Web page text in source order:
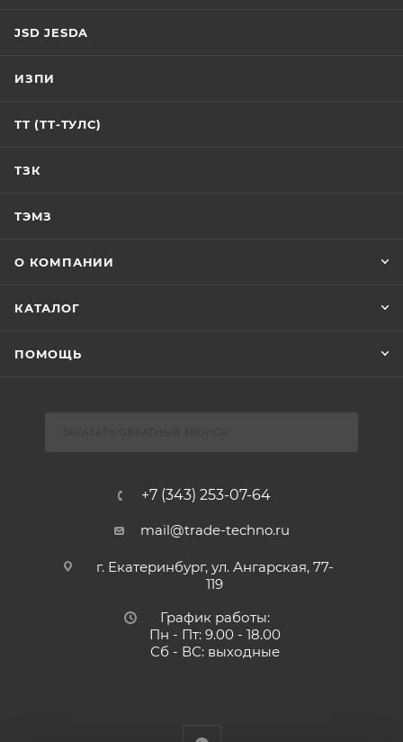
JSD JESDA
ИЗПИ
ТТ (ТТ-ТУЛС)
ТЗК
ТЭМЗ
О КОМПАНИИ
КАТАЛОГ
ПОМОЩЬ
+7 (343) 253-07-64
mail@trade-techno.ru
г. Екатеринбург, ул. Ангарская, 77-
119
График работы:
Пн - Пт: 9.00 - 18.00
Сб - ВС: выходные